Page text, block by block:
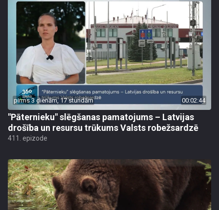
pirms 3 dienām, 17 stundām 00:02:44
"Pāternieku" slēgšanas pamatojums – Latvijas
drošība un resursu trūkums Valsts robežsardzē
411. epizode